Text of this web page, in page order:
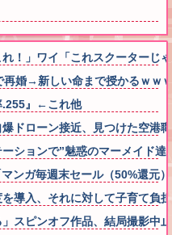
れ！」ワイ「これスクーターじ
再婚→新しい命まで授かるｗｗ
.255』←これ他
爆ドローン接近、見つけた空
ションで”魅惑のマーメイド
ンガ毎週末セール（50%還元
導入、それに対して子育て
」スピンオフ作品、結局撮影